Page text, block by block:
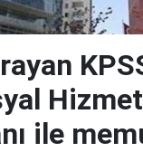
ile